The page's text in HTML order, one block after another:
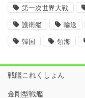
第一次世界大戦
護衛艦 輸送
韓国 領海
戦艦これくしょん
金剛型戦艦